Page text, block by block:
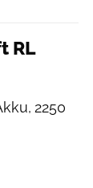
RL
2250